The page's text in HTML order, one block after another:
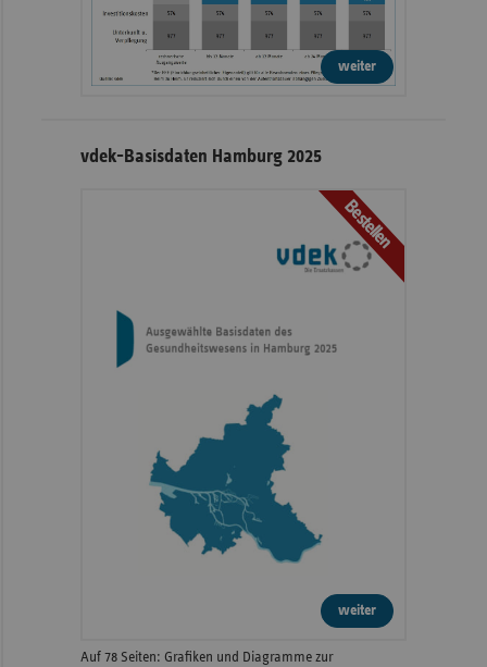
weiter
vdek-Basisdaten Hamburg 2025
Bestellen
weiter
Auf 78 Seiten: Grafiken und Diagramme zur